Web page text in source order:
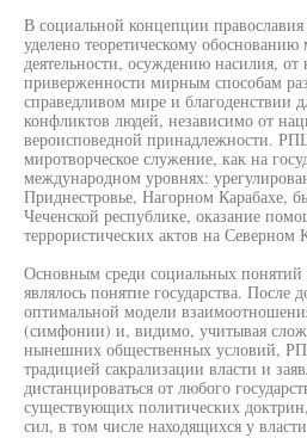
В социальной концепции
уделено теоретическому обоснованию
деятельности, осуждению насилия,
приверженности мирным способам
справедливом мире и благоденствии
конфликтов людей, независимо от
вероисповедной принадлежности.
миротворческое служение, как на
международном уровнях:
Приднестровье, Нагорном Карабахе,
Чеченской республике, оказание
террористических актов на Северном
Основным среди социальных понятий
являлось понятие государства. После
оптимальной модели
(симфонии) и, видимо, учитывая
нынешних общественных условий,
традицией сакрализации власти и
дистанцироваться от любого
существующих политических
сил, в том числе находящихся у